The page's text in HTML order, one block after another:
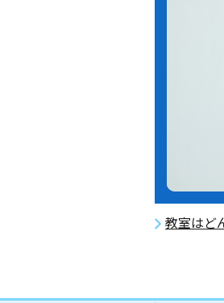
教室はど